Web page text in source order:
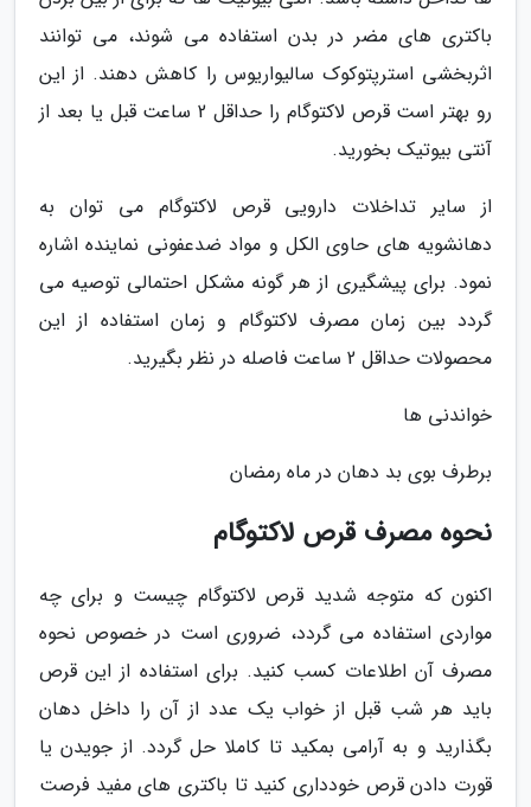
باکتری های مضر در بدن استفاده می شوند، می توانند
اثربخشی استرپتوکوک سالیواریوس را کاهش دهند. از این
رو بهتر است قرص لاکتوگام را حداقل 2 ساعت قبل یا بعد از
آنتی بیوتیک بخورید.
از سایر تداخلات دارویی قرص لاکتوگام می توان به
دهانشویه های حاوی الکل و مواد ضدعفونی نماینده اشاره
نمود. برای پیشگیری از هر گونه مشکل احتمالی توصیه می
گردد بین زمان مصرف لاکتوگام و زمان استفاده از این
محصولات حداقل 2 ساعت فاصله در نظر بگیرید.
خواندنی ها
برطرف بوی بد دهان در ماه رمضان
نحوه مصرف قرص لاکتوگام
اکنون که متوجه شدید قرص لاکتوگام چیست و برای چه
مواردی استفاده می گردد، ضروری است در خصوص نحوه
مصرف آن اطلاعات کسب کنید. برای استفاده از این قرص
باید هر شب قبل از خواب یک عدد از آن را داخل دهان
بگذارید و به آرامی بمکید تا کاملا حل گردد. از جویدن یا
قورت دادن قرص خودداری کنید تا باکتری های مفید فرصت